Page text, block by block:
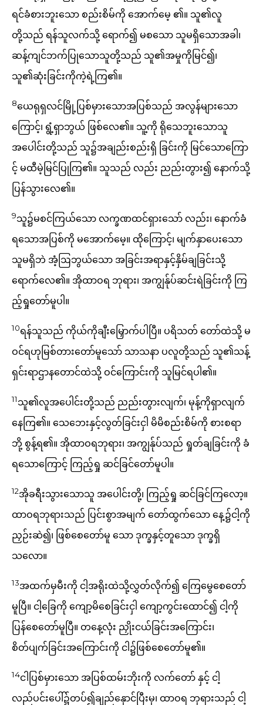
ရင်ခံစားဘူးသော စည်းစိမ်ကို အောက်မေ့ ၏။ သူ၏လူ
တို့သည် ရန်သူလက်သို့ ရောက်၍ မစသော သူမရှိသောအခါ၊
ဆန့်ကျင်ဘက်ပြုသောသူတို့သည် သူ၏အမှုကိုမြင်၍၊
သူ၏ဆုံးခြင်းကိုကဲ့ရဲ့ကြ၏။
8ယေရုရှလင်မြို့ပြစ်မှားသောအပြစ်သည် အလွန်များသော
ကြောင့်၊ ရွံ့ရှာဘွယ် ဖြစ်လေ၏။ သူ့ကို ရိုသေဘူးသောသူ
အပေါင်းတို့သည် သူ၌အချည်းစည်းရှိ ခြင်းကို မြင်သောကြော
င့် မထီမဲ့မြင်ပြုကြ၏။ သူသည် လည်း ညည်းတွား၍ နောက်သို့
ပြန်သွားလေ၏။
9သူ၌မစင်ကြယ်သော လက္ခဏထင်ရှားသော် လည်း၊ နောက်ခံ
ရသောအပြစ်ကို မအောက်မေ့။ ထိုကြောင့်၊ မျက်နှာပေးသော
သူမရှိဘဲ အံ့ဩဘွယ်သော အခြင်းအရာနှင့်နှိမ်ချခြင်းသို့
ရောက်လေ၏။ အိုထာဝရ ဘုရား၊ အကျွန်ုပ်ဆင်းရဲခြင်းကို ကြ
ည့်ရှုတော်မူပါ။
10ရန်သူသည် ကိုယ်ကိုချီးမြှောက်ပါပြီ။ ပရိသတ် တော်ထဲသို့ မ
ဝင်ရဟုမြစ်တားတော်မူသော် သာသနာ ပလူတို့သည် သူ၏သန့်
ရှင်းရာဌာနတောင်ထဲသို့ ဝင်ကြောင်းကို သူမြင်ရပါ၏။
11သူ၏လူအပေါင်းတို့သည် ညည်းတွားလျက်၊ မုန့်ကိုရှာလျက်
နေကြ၏။ သေဘေးနှင့်လွတ်ခြင်းငှါ မိမိစည်းစိမ်ကို စားစရာ
ဘို့ စွန့်ရ၏။ အိုထာဝရဘုရား၊ အကျွန်ုပ်သည် ရှုတ်ချခြင်းကို ခံ
ရသောကြောင့် ကြည့်ရှု ဆင်ခြင်တော်မူပါ။
12အိုခရီးသွားသောသူ အပေါင်းတို့၊ ကြည့်ရှု ဆင်ခြင်ကြလော့။
ထာဝရဘုရားသည် ပြင်းစွာအမျက် တော်ထွက်သော နေ့၌ငါ့ကို
ညှဉ်းဆဲ၍၊ ဖြစ်စေတော်မူ သော ဒုက္ခနှင့်တူသော ဒုက္ခရှိ
သလော။
13အထက်မှမီးကို ငါ့အရိုးထဲသို့လွှတ်လိုက်၍ ကြေမွေစေတော်
မူပြီ။ ငါ့ခြေကို ကျော့မိစေခြင်းငှါ ကျော့ကွင်းထောင်၍ ငါ့ကို
ပြန်စေတော်မူပြီ။ တနေ့လုံး ညှိုးငယ်ခြင်းအကြောင်း၊
စိတ်ပျက်ခြင်းအကြောင်းကို ငါ၌ဖြစ်စေတော်မူ၏။
14ငါပြစ်မှားသော အပြစ်ထမ်းဘိုးကို လက်တော် နှင့် ငါ့
လည်ပင်းပေါ်၌တပ်၍ချည်နှောင်ပြီးမှ၊ ထာဝရ ဘုရားသည် ငါ့